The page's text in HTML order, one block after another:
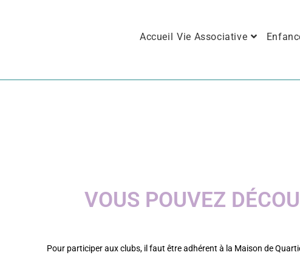
Accueil Vie Associative
VOUS POUVEZ
Pour participer aux clubs, il faut être adhérent à la Maison de